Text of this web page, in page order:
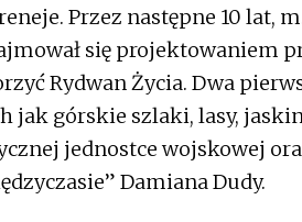
Przez następne 10 lat,
się projektowaniem
Rydwan Życia. Dwa
jak górskie szlaki, lasy,
jednostce wojskowej
Damiana Dudy.